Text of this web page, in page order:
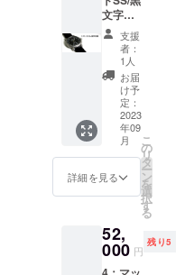
ニュア
ル
５．す
べてを
収める
キャ
リー
バッグ
・数
量：1
・商品
サイ
ｃｍ
（リュ
２.
機械式
手巻
ムーブ
メン
ト
３．時
計ケー
ス、ダ
イアル
＆針
プ
文字盤
【定価
57000
円から
5000円
引き】
・商品
ジャン
ル（手
巻き時
計組立
てキッ
ト） ・
１．必
要な工
支援
者：
1人
お届
け予
定：
2023
年09
月
詳細を見る
こ
の
リ
タ
ー
ン
を
選
択
す
る
52,
000 円
残り5